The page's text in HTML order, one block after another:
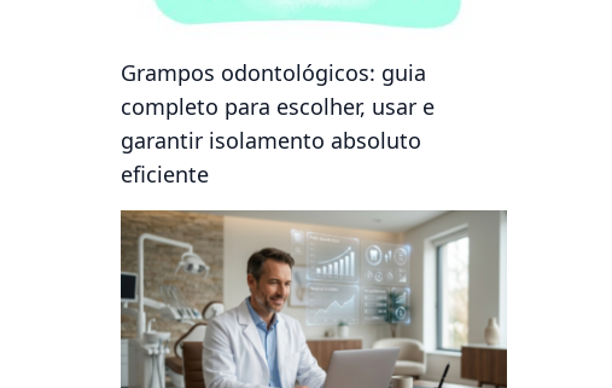
Grampos odontológicos: guia
completo para escolher, usar e
garantir isolamento absoluto
eficiente